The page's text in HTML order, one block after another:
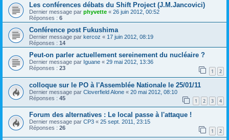
Les conférences débats du Shift Project (J.M.Jancovici)
Dernier message par phyvette « 26 juin 2012, 00:52
Réponses : 6
Conférence post Fukushima
Dernier message par kercoz « 17 juin 2012, 08:19
Réponses : 14
Peut-on parler actuellement sereinement du nucléaire ?
Dernier message par Iguane « 29 mai 2012, 13:36
Réponses : 23 1 2
colloque sur le PO à l'Assemblée Nationale le 25/01/11
Dernier message par Cloverfield Alone « 20 mai 2012, 08:10
Réponses : 45 1 2 3 4
Forum des alternatives : Le local passe à l'attaque !
Dernier message par CP3 « 25 sept. 2011, 23:15
Réponses : 26 1 2